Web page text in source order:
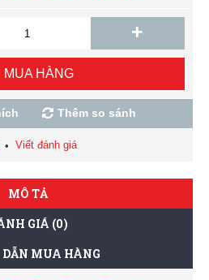
+
MUA HÀNG
Thêm so sánh
Viết đánh giá
MÔ TẢ
GIÁ (0)
DẪN MUA HÀNG